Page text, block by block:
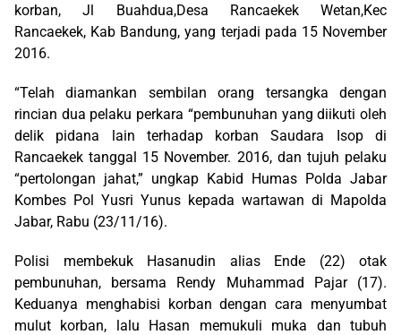
korban, Jl Buahdua,Desa Rancaekek Wetan,Kec
Rancaekek, Kab Bandung, yang terjadi pada 15 November
2016.
“Telah diamankan sembilan orang tersangka dengan
rincian dua pelaku perkara “pembunuhan yang diikuti oleh
delik pidana lain terhadap korban Saudara Isop di
Rancaekek tanggal 15 November. 2016, dan tujuh pelaku
“pertolongan jahat,” ungkap Kabid Humas Polda Jabar
Kombes Pol Yusri Yunus kepada wartawan di Mapolda
Jabar, Rabu (23/11/16).
Polisi membekuk Hasanudin alias Ende (22) otak
pembunuhan, bersama Rendy Muhammad Pajar (17).
Keduanya menghabisi korban dengan cara menyumbat
mulut korban, lalu Hasan memukuli muka dan tubuh